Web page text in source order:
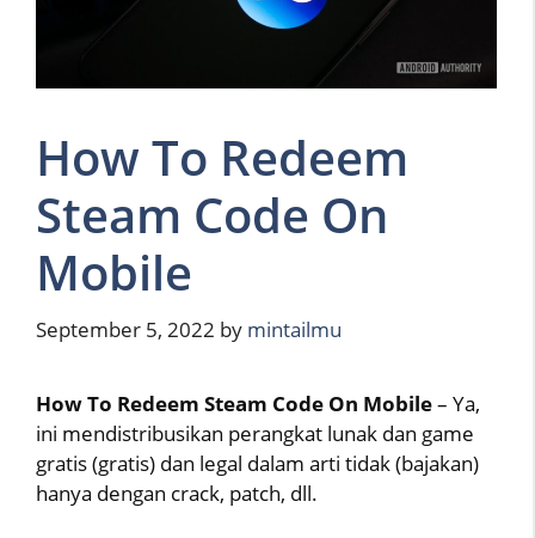
How To Redeem
Steam Code On
Mobile
September 5, 2022 by mintailmu
How To Redeem Steam Code On Mobile– Ya,
ini mendistribusikan perangkat lunak dan game
gratis (gratis) dan legal dalam arti tidak (bajakan)
hanya dengan crack, patch, dll.